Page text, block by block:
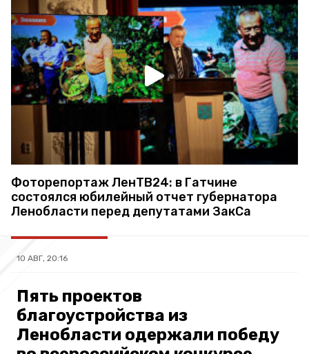
Фоторепортаж ЛенТВ24: в Гатчине
состоялся юбилейный отчет губернатора
Ленобласти перед депутатами ЗакСа
10 АВГ, 20:16
Пять проектов
благоустройства из
Ленобласти одержали победу